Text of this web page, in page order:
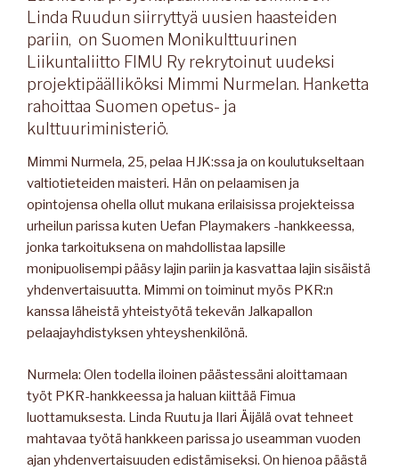
Linda Ruudun siirryttyä uusien haasteiden
pariin, on Suomen Monikulttuurinen
Liikuntaliitto FIMU Ry rekrytoinut uudeksi
projektipäälliköksi Mimmi Nurmelan. Hanketta
rahoittaa Suomen opetus- ja
kulttuuriministeriö.
Mimmi Nurmela, 25, pelaa HJK:ssa ja on koulutukseltaan
valtiotieteiden maisteri. Hän on pelaamisen ja
opintojensa ohella ollut mukana erilaisissa projekteissa
urheilun parissa kuten Uefan Playmakers -hankkeessa,
jonka tarkoituksena on mahdollistaa lapsille
monipuolisempi pääsy lajin pariin ja kasvattaa lajin sisäistä
yhdenvertaisuutta. Mimmi on toiminut myös PKR:n
kanssa läheistä yhteistyötä tekevän Jalkapallon
pelaajayhdistyksen yhteyshenkilönä.
Nurmela: Olen todella iloinen päästessäni aloittamaan
työt PKR-hankkeessa ja haluan kiittää Fimua
luottamuksesta. Linda Ruutu ja Ilari Äijälä ovat tehneet
mahtavaa työtä hankkeen parissa jo useamman vuoden
ajan yhdenvertaisuuden edistämiseksi. On hienoa päästä